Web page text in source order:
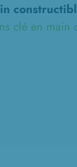
clé en main